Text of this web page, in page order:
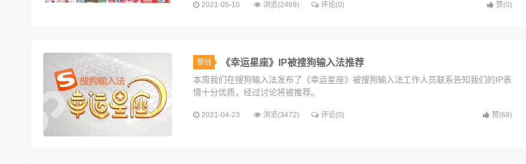
2021-05-10 浏览(2469) 评论(0) 赞(0)
原创 《幸运星座》IP被搜狗输入法推荐
本周我们在搜狗输入法发布了《幸运星座》被搜狗输入法工作人员联系告知我们的IP表
情十分优质，经过讨论将被推荐。
2021-04-23 浏览(3472) 评论(0) 赞(68)
教你选出幸运的色彩-幸运潘通色